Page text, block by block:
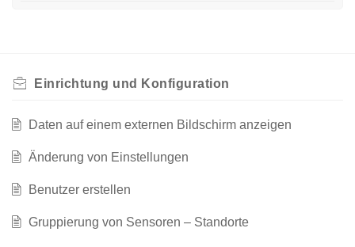
Einrichtung und Konfiguration
Daten auf einem externen Bildschirm anzeigen
Änderung von Einstellungen
Benutzer erstellen
Gruppierung von Sensoren – Standorte